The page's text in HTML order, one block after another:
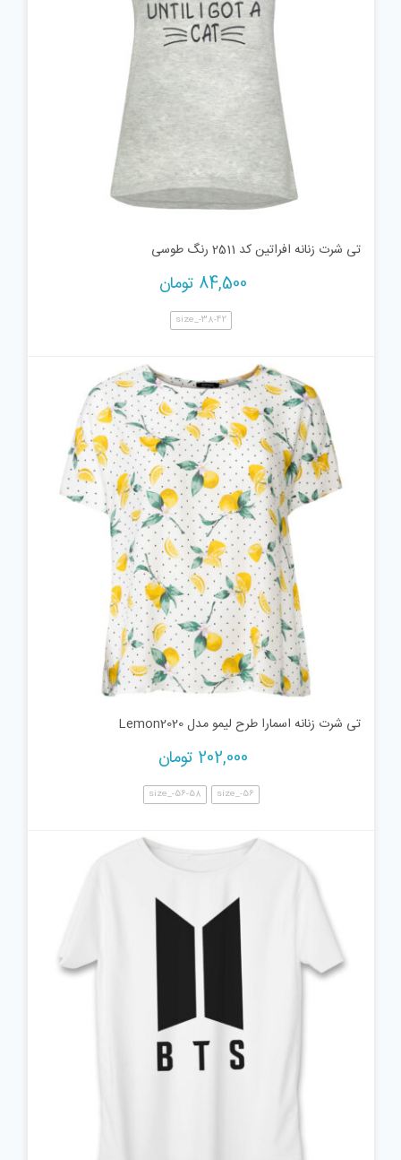
تی شرت زنانه افراتین کد 2511 رنگ طوسی
84,500 تومان
size_-38-42
تی شرت زنانه اسمارا طرح لیمو مدل Lemon2020
202,000 تومان
size_-56
size_-56-58